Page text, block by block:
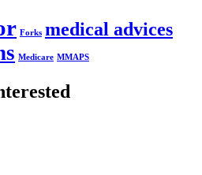
Forks medical advices
Medicare MMAPS